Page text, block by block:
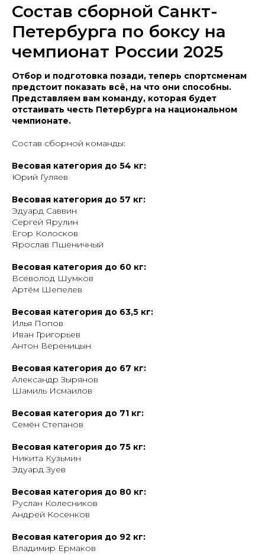
Состав сборной Санкт-
Петербурга по боксу на
чемпионат России 2025
Отбор и подготовка позади, теперь спортсменам
предстоит показать всё, на что они способны.
Представляем вам команду, которая будет
отстаивать честь Петербурга на национальном
чемпионате.
Состав сборной команды:
Весовая категория до 54 кг:
Юрий Гуляев
Весовая категория до 57 кг:
Эдуард Саввин
Сергей Ярулин
Егор Колосков
Ярослав Пшеничный
Весовая категория до 60 кг:
Всеволод Шумков
Артём Шепелев
Весовая категория до 63,5 кг:
Илья Попов
Иван Григорьев
Антон Вереницын
Весовая категория до 67 кг:
Александр Зырянов
Шамиль Исмаилов
Весовая категория до 71 кг:
Семён Степанов
Весовая категория до 75 кг:
Никита Кузьмин
Эдуард Зуев
Весовая категория до 80 кг:
Руслан Колесников
Андрей Косенков
Весовая категория до 92 кг:
Владимир Ермаков